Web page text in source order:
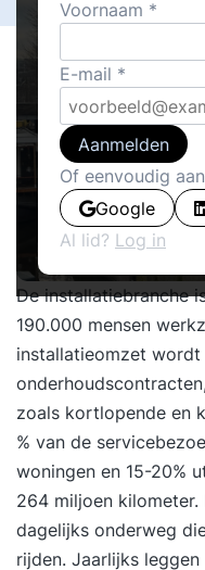
De installatiebranche
190.000 mensen
installatieomzet wordt
zoals kortlopende en
% van de
woningen en 15-20%
264 miljoen
dagelijks onderweg
rijden. Jaarlijks
Voornaam
E-mail
Aanmelden
Of eenvoudig
Google
Al lid? Log in